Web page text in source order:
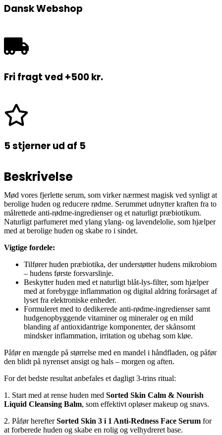
Dansk Webshop
Fri fragt ved +500 kr.
5 stjerner ud af 5
Beskrivelse
Mød vores fjerlette serum, som virker nærmest magisk ved synligt at
berolige huden og reducere rødme. Serummet udnytter kraften fra to
målrettede anti-rødme-ingredienser og et naturligt præbiotikum.
Naturligt parfumeret med ylang ylang- og lavendelolie, som hjælper
med at berolige huden og skabe ro i sindet.
Vigtige fordele:
Tilfører huden præbiotika, der understøtter hudens mikrobiom
– hudens første forsvarslinje.
Beskytter huden med et naturligt blåt-lys-filter, som hjælper
med at forebygge inflammation og digital aldring forårsaget af
lyset fra elektroniske enheder.
Formuleret med to dedikerede anti-rødme-ingredienser samt
hudgenopbyggende vitaminer og mineraler og en mild
blanding af antioxidantrige komponenter, der skånsomt
mindsker inflammation, irritation og ubehag som kløe.
Påfør en mængde på størrelse med en mandel i håndfladen, og påfør
den blidt på nyrenset ansigt og hals – morgen og aften.
For det bedste resultat anbefales et dagligt 3-trins ritual:
1. Start med at rense huden med Sorted Skin Calm & Nourish
Liquid Cleansing Balm, som effektivt opløser makeup og snavs.
2. Påfør herefterSorted Skin 3 i 1 Anti-Redness Face Serum for
at forberede huden og skabe en rolig og velhydreret base.